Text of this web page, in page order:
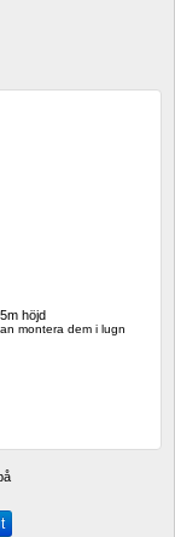
höjd
montera dem i lugn